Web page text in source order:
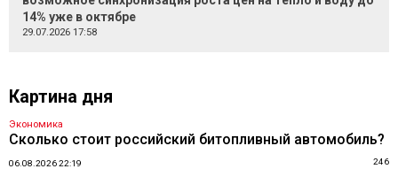
14% уже в октябре
29.07.2026 17:58
Картина дня
Экономика
Сколько стоит российский битопливный автомобиль?
06.08.2026 22:19 246